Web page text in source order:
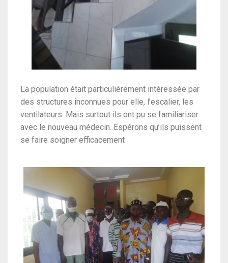
La population était particulièrement intéressée par
des structures inconnues pour elle, l’escalier, les
ventilateurs. Mais surtout ils ont pu se familiariser
avec le nouveau médecin. Espérons qu’ils puissent
se faire soigner efficacement